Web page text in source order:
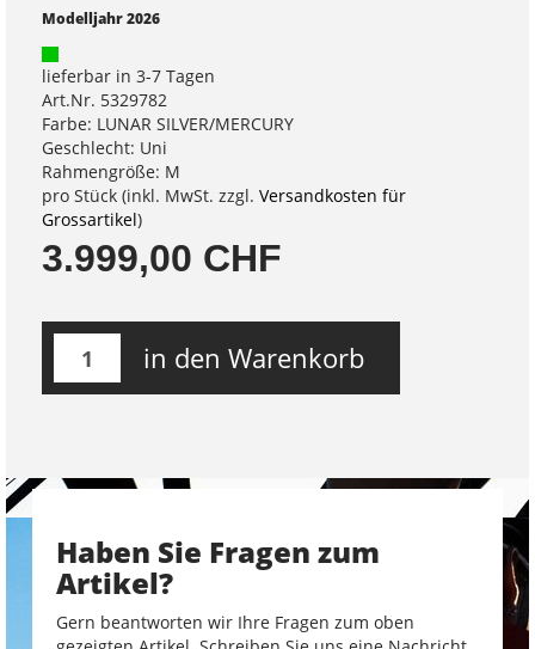
Modelljahr 2026
lieferbar in 3-7 Tagen
Art.Nr. 5329782
Farbe: LUNAR SILVER/MERCURY
Geschlecht: Uni
Rahmengröße: M
pro Stück (inkl. MwSt. zzgl. Versandkosten für
Grossartikel)
3.999,00 CHF
in den Warenkorb
Haben Sie Fragen zum
Artikel?
Gern beantworten wir Ihre Fragen zum oben